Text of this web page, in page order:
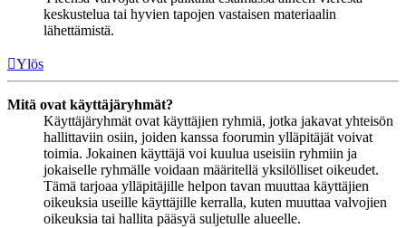
keskustelua tai hyvien tapojen vastaisen materiaalin
lähettämistä.
Ylös
Mitä ovat käyttäjäryhmät?
Käyttäjäryhmät ovat käyttäjien ryhmiä, jotka jakavat yhteisön
hallittaviin osiin, joiden kanssa foorumin ylläpitäjät voivat
toimia. Jokainen käyttäjä voi kuulua useisiin ryhmiin ja
jokaiselle ryhmälle voidaan määritellä yksilölliset oikeudet.
Tämä tarjoaa ylläpitäjille helpon tavan muuttaa käyttäjien
oikeuksia useille käyttäjille kerralla, kuten muuttaa valvojien
oikeuksia tai hallita pääsyä suljetulle alueelle.